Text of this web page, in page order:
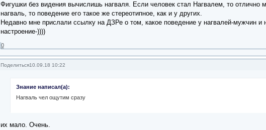
Фигушки без видения вычислишь нагваля. Если человек стал Нагвалем, то
нагваль, то поведение его такое же стереотипное, как и у других.
Недавно мне прислали ссылку на ДЗРе о том, какое поведение у нагвалей-мужчин
настроение-))))
0
Поделиться10.09.18 10:22
Знание написал(а):
Нагваль чел ощутим сразу
их мало. Очень.